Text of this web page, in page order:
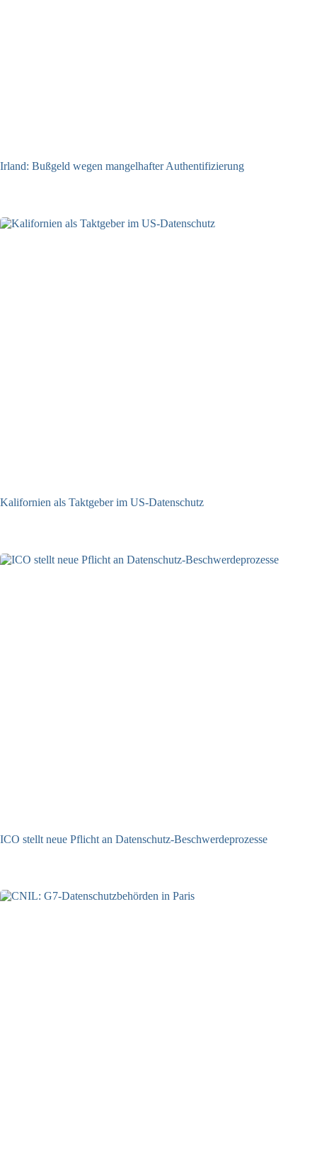
Irland: Bußgeld wegen mangelhafter Authentifizierung
Kalifornien als Taktgeber im US-Datenschutz
ICO stellt neue Pflicht an Datenschutz-Beschwerdeprozesse